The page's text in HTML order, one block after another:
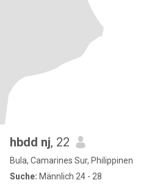
hbdd nj, 22
Bula, Camarines Sur, Philippinen
Suche: Männlich 24 - 28